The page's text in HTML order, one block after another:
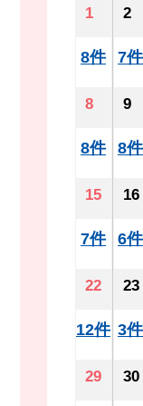
1
8件
2
7件
8
8件
9
8件
15
7件
16
6件
22
12件
23
3件
29 30